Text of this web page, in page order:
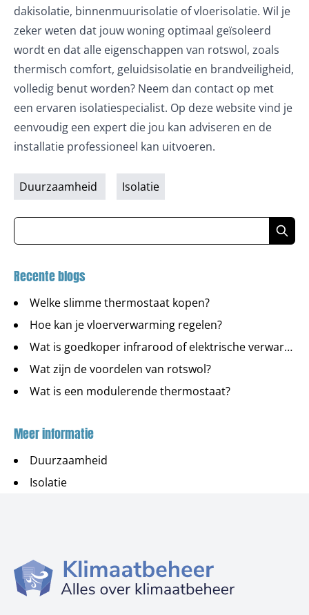
dakisolatie, binnenmuurisolatie of vloerisolatie. Wil je
zeker weten dat jouw woning optimaal geïsoleerd
wordt en dat alle eigenschappen van rotswol, zoals
thermisch comfort, geluidsisolatie en brandveiligheid,
volledig benut worden? Neem dan contact op met
een ervaren isolatiespecialist. Op deze website vind je
eenvoudig een expert die jou kan adviseren en de
installatie professioneel kan uitvoeren.
Duurzaamheid Isolatie
Recente blogs
Welke slimme thermostaat kopen?
Hoe kan je vloerverwarming regelen?
Wat is goedkoper infrarood of elektrische verwarming?
Wat zijn de voordelen van rotswol?
Wat is een modulerende thermostaat?
Meer informatie
Duurzaamheid
Isolatie